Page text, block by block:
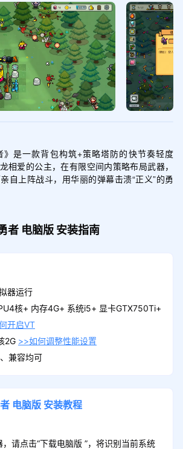
》是一款背包构筑+策略塔防的快节奏轻度
相爱的公主，在有限空间内策略布局武器，
自上阵战斗，用华丽的弹幕击溃“正义”的勇
者 电脑版 安装指南
器运行
核+ 内存4G+ 系统i5+ 显卡GTX750Ti+
开启VT
2G >>如何调整性能设置
兼容均可
电脑版 安装教程
请点击“下载电脑版 ”，将识别当前系统